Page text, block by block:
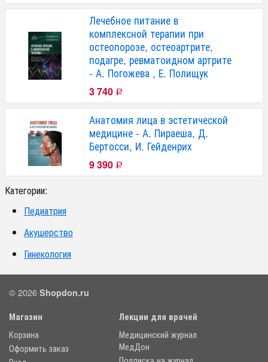
Лечебное питание в
комплексной терапии при
остеопорозе, остеоартрите,
подагре, ревматоидном артрите
- А. Погожева , Е. Полищук
3 740 Р
Анатомия лица в эстетической
медицине - А. Пираеша, Д.
Бертосси, И. Гейденрих
9 390 Р
Категории:
Педиатрия
Акушерство
Гинекология
© 2026 Shopdon.ru
Магазин
Корзина
Оформить заказ
Лекции для врачей
Медицинский журнал
МедДон